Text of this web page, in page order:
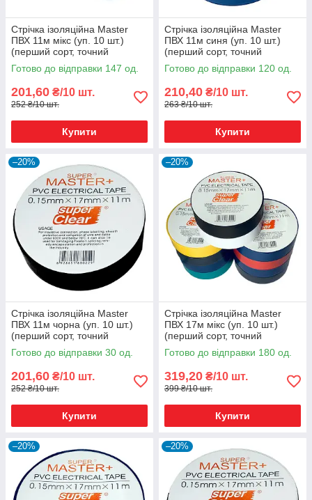
Стрічка ізоляційна Master
ПВХ 11м мікс (уп. 10 шт.)
(перший сорт, точний
метраж)
Готово до відправки 147 од.
201,60 ₴/10 шт.
252 ₴/10 шт.
Купити
Стрічка ізоляційна Master
ПВХ 11м синя (уп. 10 шт.)
(перший сорт, точний
метраж)
Готово до відправки 120 од.
210,40 ₴/10 шт.
263 ₴/10 шт.
Купити
–20%
Стрічка ізоляційна Master
ПВХ 11м чорна (уп. 10 шт.)
(перший сорт, точний
метраж)
Готово до відправки 30 од.
201,60 ₴/10 шт.
252 ₴/10 шт.
Купити
–20%
Стрічка ізоляційна Master
ПВХ 17м мікс (уп. 10 шт.)
(перший сорт, точний
метраж)
Готово до відправки 180 од.
319,20 ₴/10 шт.
399 ₴/10 шт.
Купити
–20% –20%